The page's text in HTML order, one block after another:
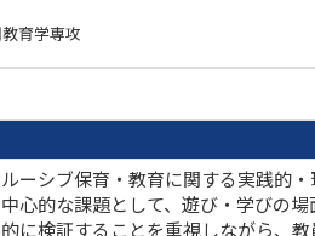
育学専攻
ーシブ保育・教育に関する実践的
心的な課題として、遊び・学びの
に検証することを重視しながら、